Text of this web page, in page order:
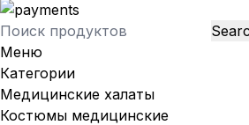
Меню
Категории
Медицинские халаты
Костюмы медицинские